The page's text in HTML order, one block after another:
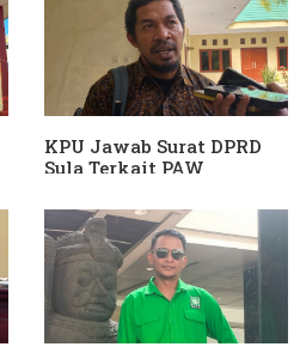
Berjalan"
KPU Jawab Surat DPRD
Sula Terkait PAW
Hanura